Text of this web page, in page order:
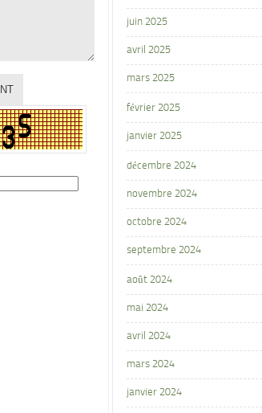
juin 2025
avril 2025
mars 2025
février 2025
janvier 2025
décembre 2024
novembre 2024
octobre 2024
septembre 2024
août 2024
mai 2024
avril 2024
mars 2024
janvier 2024